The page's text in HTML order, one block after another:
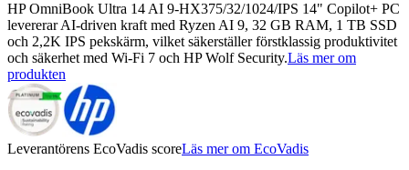
HP OmniBook Ultra 14 AI 9-HX375/32/1024/IPS 14" Copilot+ PC
levererar AI-driven kraft med Ryzen AI 9, 32 GB RAM, 1 TB SSD
och 2,2K IPS pekskärm, vilket säkerställer förstklassig produktivitet
och säkerhet med Wi-Fi 7 och HP Wolf Security.Läs mer om
produkten
Leverantörens EcoVadis scoreLäs mer om EcoVadis